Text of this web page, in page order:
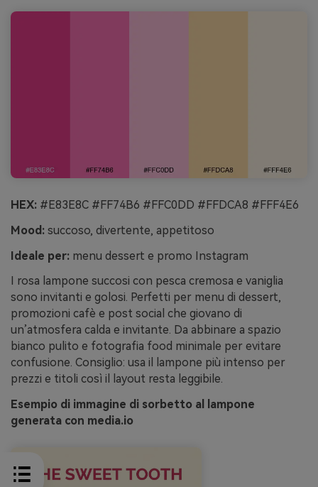
HEX: #E83E8C #FF74B6 #FFC0DD #FFDCA8 #FFF4E6
Mood: succoso, divertente, appetitoso
Ideale per: menu dessert e promo Instagram
I rosa lampone succosi con pesca cremosa e vaniglia
sono invitanti e golosi. Perfetti per menu di dessert,
promozioni cafè e post social che giovano di
un’atmosfera calda e invitante. Da abbinare a spazio
bianco pulito e fotografia food minimale per evitare
confusione. Consiglio: usa il lampone più intenso per
prezzi e titoli così il layout resta leggibile.
Esempio di immagine di sorbetto al lampone
generata con media.io